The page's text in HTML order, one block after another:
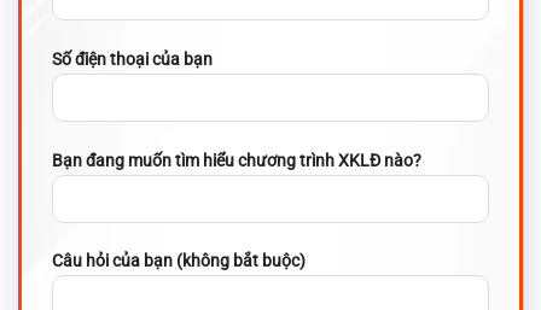
Số điện thoại của bạn
Bạn đang muốn tìm hiểu chương trình XKLĐ nào?
Câu hỏi của bạn (không bắt buộc)